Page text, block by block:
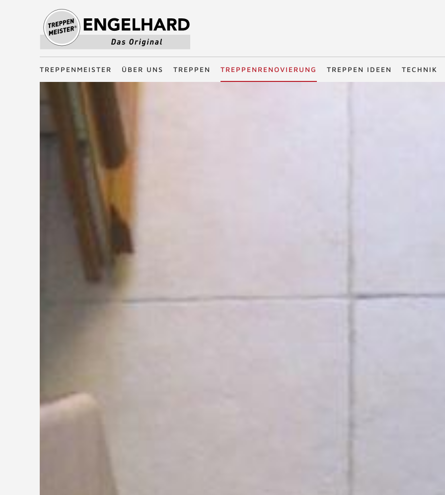
Treppenmeister - Das Original
TREPPENMEISTER ÜBER UNS TREPPEN TREPPENRENOVIERUNG TREPPEN IDEEN TECHNIK